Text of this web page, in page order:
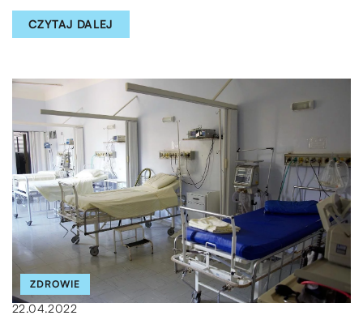
CZYTAJ DALEJ
ZDROWIE
22.04.2022